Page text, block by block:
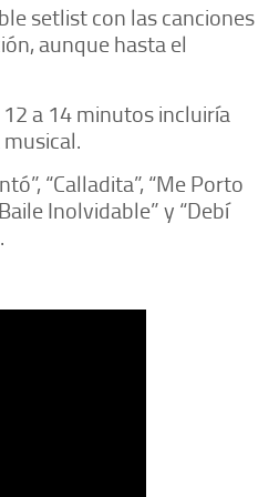
setlist con las canciones
aunque hasta el
a 14 minutos incluiría
“Calladita”, “Me Porto
Inolvidable” y “Debí